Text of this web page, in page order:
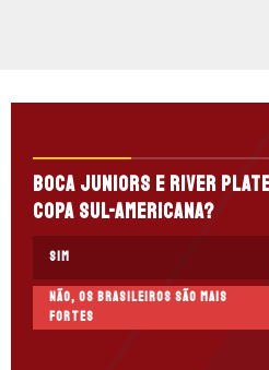
Boca Juniors e River
Copa Sul-Americana?
Sim
Não, os brasileiros são mais
fortes